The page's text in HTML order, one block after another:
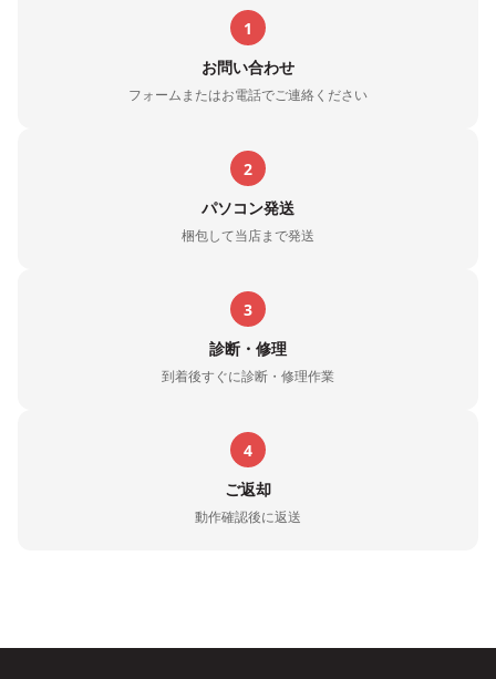
1
お問い合わせ
フォームまたはお電話でご連絡ください
2
パソコン発送
梱包して当店まで発送
3
診断・修理
到着後すぐに診断・修理作業
4
ご返却
動作確認後に返送